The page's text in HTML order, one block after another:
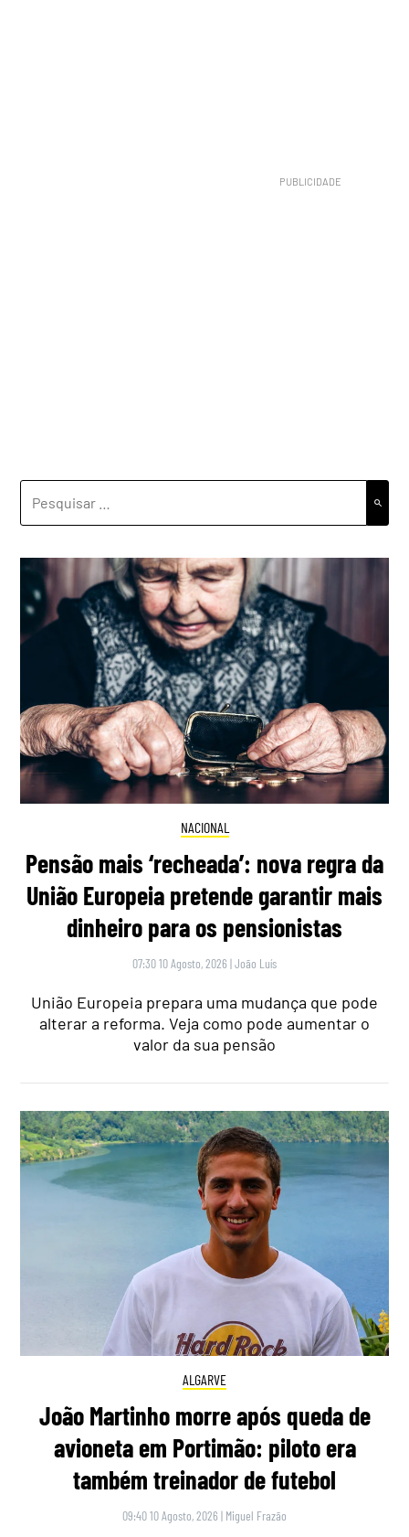
NACIONAL
Pensão mais ‘recheada’: nova regra da
União Europeia pretende garantir mais
dinheiro para os pensionistas
07:30 10 Agosto, 2026 |João Luís
União Europeia prepara uma mudança que pode
alterar a reforma. Veja como pode aumentar o
valor da sua pensão
ALGARVE
João Martinho morre após queda de
avioneta em Portimão: piloto era
também treinador de futebol
09:40 10 Agosto, 2026 | Miguel Frazão